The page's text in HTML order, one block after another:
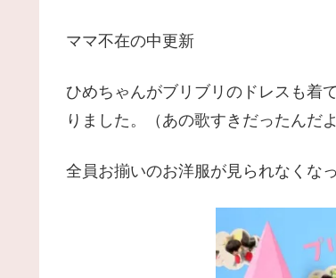
ママ不在の中更新
ひめちゃんがブリブリのドレスも着
りました。（あの歌すきだったんだ
全員お揃いのお洋服が見られなくな